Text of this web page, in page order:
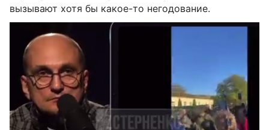
вызывают хотя бы какое-то негодование.